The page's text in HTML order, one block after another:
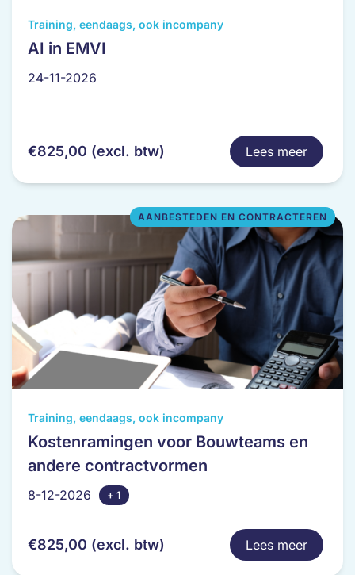
Training, eendaags, ook incompany
AI in EMVI
24-11-2026
€825,00 (excl. btw) Lees meer
Dit
product
meerdere
kan
op
productpagina
Training, eendaags, ook incompany
Kostenramingen voor Bouwteams en
andere contractvormen
8-12-2026 + 1
AANBESTEDEN EN CONTRACTEREN
€825,00 (excl. btw) Lees meer
Dit
product
heeft
meerdere
variaties.
kan